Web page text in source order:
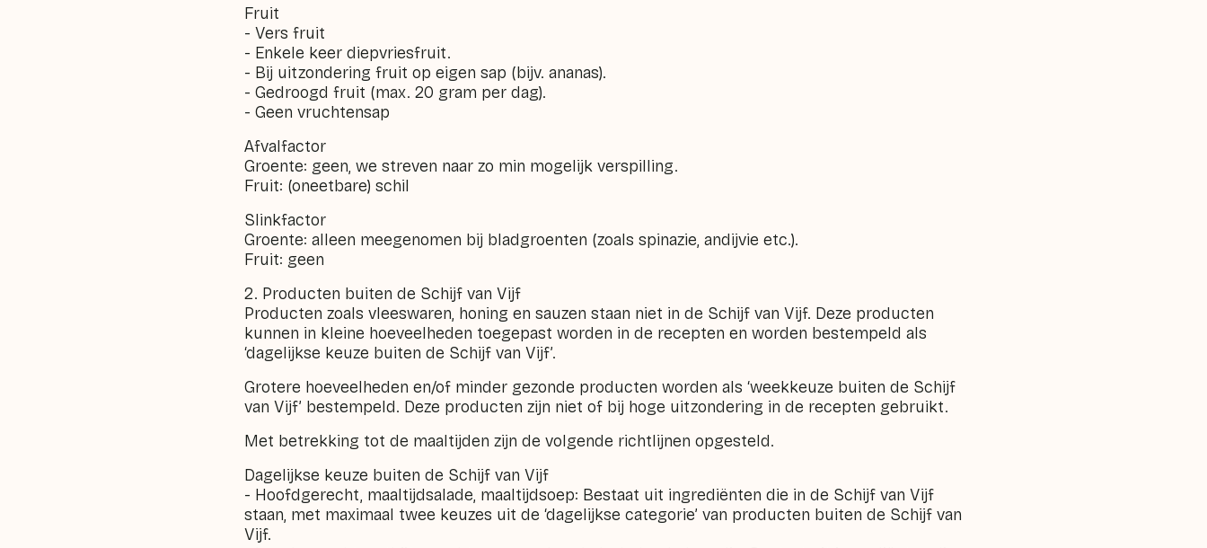
Fruit
- Vers fruit
- Enkele keer diepvriesfruit.
- Bij uitzondering fruit op eigen sap (bijv. ananas).
- Gedroogd fruit (max. 20 gram per dag).
- Geen vruchtensap
Afvalfactor
Groente: geen, we streven naar zo min mogelijk verspilling.
Fruit: (oneetbare) schil
Slinkfactor
Groente: alleen meegenomen bij bladgroenten (zoals spinazie, andijvie etc.).
Fruit: geen
2. Producten buiten de Schijf van Vijf
Producten zoals vleeswaren, honing en sauzen staan niet in de Schijf van Vijf. Deze producten
kunnen in kleine hoeveelheden toegepast worden in de recepten en worden bestempeld als
‘dagelijkse keuze buiten de Schijf van Vijf’.
Grotere hoeveelheden en/of minder gezonde producten worden als ‘weekkeuze buiten de Schijf
van Vijf’ bestempeld. Deze producten zijn niet of bij hoge uitzondering in de recepten gebruikt.
Met betrekking tot de maaltijden zijn de volgende richtlijnen opgesteld.
Dagelijkse keuze buiten de Schijf van Vijf
- Hoofdgerecht, maaltijdsalade, maaltijdsoep: Bestaat uit ingrediënten die in de Schijf van Vijf
staan, met maximaal twee keuzes uit de ‘dagelijkse categorie’ van producten buiten de Schijf van
Vijf.